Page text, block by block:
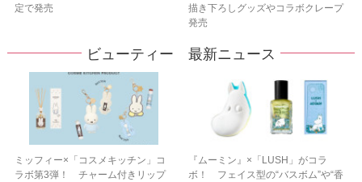
定で発売
描き下ろしグッズやコラボクレープ
発売
ビューティー 最新ニュース
ミッフィー×「コスメキッチン」コ
ラボ第3弾！ チャーム付きリップ
『ムーミン』×「LUSH」がコラ
ボ！ フェイス型の“バスボム”や“香